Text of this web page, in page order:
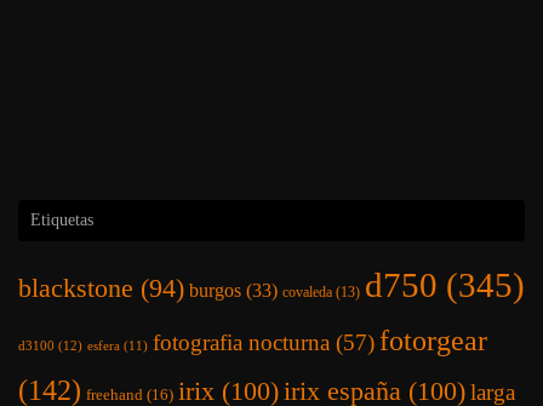
Etiquetas
blackstone (94) burgos (33) covaleda (13) d750 (345)
d3100 (12) esfera (11) fotografia nocturna (57)fotorgear
(142) freehand (16) irix (100)irix españa (100)larga